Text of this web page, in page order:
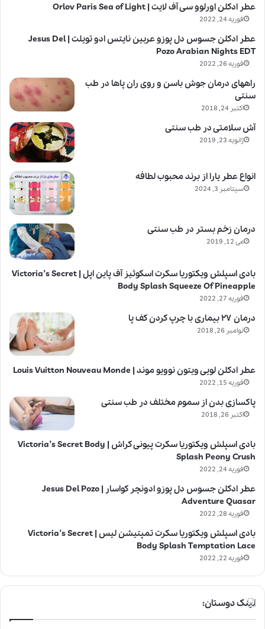
عطر ادکلن اورلوو سی آف لایت | Orlov Paris Sea of Light
فوریه 24, 2022
عطر ادکلن جسوس دل پوزو عربین نایتس ادو تویلت | Jesus Del
Pozo Arabian Nights EDT
فوریه 26, 2022
راههای درمان جوش باسن و روی ران پاها در طب
سنتی
اکتبر 24, 2018
آش سلامتی در طب سنتی
ژانویه 23, 2019
انواع عطر یارا از برند محبوب لطافه
سپتامبر 3, 2024
درمان زخم بستر در طب سنتی
می 12, 2019
بادی اسپلش ویکتوریا سکرت اسکوئیز آف پاین اپل | Victoria’s Secret
Body Splash Squeeze Of Pineapple
فوریه 27, 2022
درمان ۲۷ بیماری با چرپ کردن کف پا
نوامبر 26, 2018
عطر ادکلن لویی ویتون نوویو موند | Louis Vuitton Nouveau Monde
فوریه 15, 2022
پاکسازی بدن از سموم مختلف در طب سنتی
اکتبر 26, 2018
بادی اسپلش ویکتوریا سکرت پیونی کراش | Victoria’s Secret Body
Splash Peony Crush
فوریه 24, 2022
عطر ادکلن جسوس دل پوزو ادونچر کواسار | Jesus Del Pozo
Adventure Quasar
فوریه 28, 2022
بادی اسپلش ویکتوریا سکرت تمپتیشن لیس | Victoria’s Secret
Body Splash Temptation Lace
فوریه 22, 2022
لینک دوستان: